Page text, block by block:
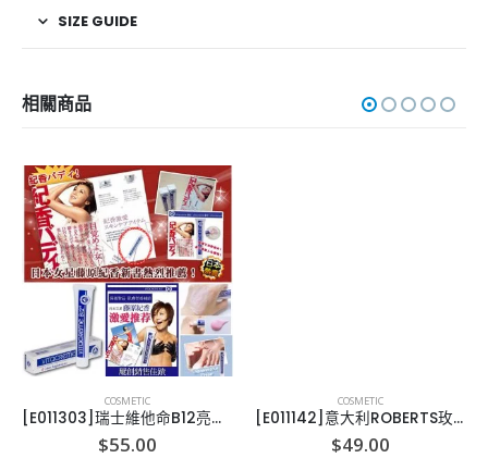
SIZE GUIDE
相關商品
COSMETIC
[E011303]瑞士維他命B12亮顏煥膚霜 50ml
$55.00
COSMETIC
[E011142]意大利ROBERTS玫瑰爽膚水300ML
$49.00